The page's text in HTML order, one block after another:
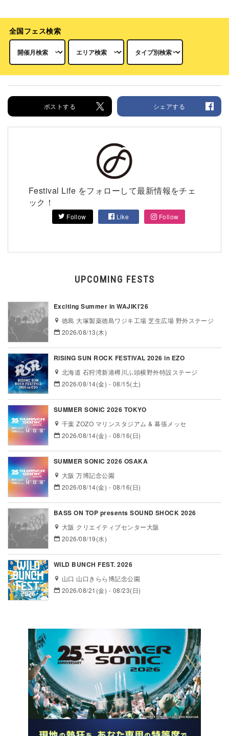
全国フェス検索
ポストする シェアする
Festival Life をフォローして最新情報をチェ
ック！
Follow Like Follow
UPCOMING FESTS
Exciting Summer in WAJIKI’26
徳島 大塚製薬徳島ワジキ工場 芝生広場 野外ステージ
2026/08/13(木)
RISING SUN ROCK FESTIVAL 2026 in EZO
北海道 石狩湾新港樽川ふ頭横野外特設ステージ
2026/08/14(金) - 08/15(土)
SUMMER SONIC 2026 TOKYO
千葉 ZOZO マリンスタジアム & 幕張メッセ
2026/08/14(金) - 08/16(日)
SUMMER SONIC 2026 OSAKA
大阪 万博記念公園
2026/08/14(金) - 08/16(日)
BASS ON TOP presents SOUND SHOCK 2026
大阪 クリエイティブセンター大阪
2026/08/19(水)
WILD BUNCH FEST. 2026
山口 山口きらら博記念公園
2026/08/21(金) - 08/23(日)